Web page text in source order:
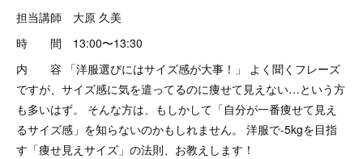
担当講師 大原 久美
時 間 13:00〜13:30
内 容 「洋服選びにはサイズ感が大事！」 よく聞くフレーズ
ですが、サイズ感に気を遣ってるのに痩せて見えない…という方
も多いはず。 そんな方は、もしかして「自分が一番痩せて見え
るサイズ感」を知らないのかもしれません。 洋服で-5kgを目指
す「痩せ見えサイズ」の法則、お教えします！